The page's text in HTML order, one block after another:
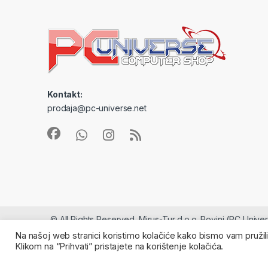
Kontakt:
prodaja@pc-universe.net
© All Rights Reserved. Mirus-Tur d.o.o. Rovinj (PC
Na našoj web stranici koristimo kolačiće kako bismo vam
Klikom na “Prihvati” pristajete na korištenje kolačića.